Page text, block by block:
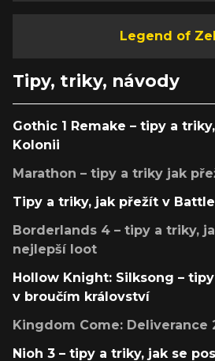
Legend of
Tipy, triky, návody
Gothic 1 Remake – tipy a
Kolonii
Marathon – tipy a triky jak
Tipy a triky, jak přežít v
Borderlands 4 – tipy a triky,
nejlepší loot
Hollow Knight: Silksong –
v broučím království
Kingdom Come: Deliverance
Nioh 3 – tipy a triky, jak se